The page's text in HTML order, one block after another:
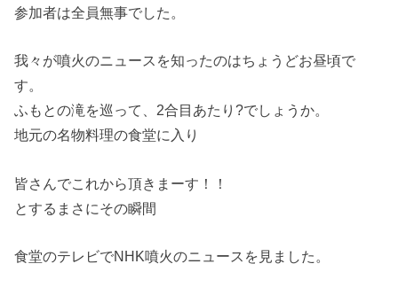
参加者は全員無事でした。
我々が噴火のニュースを知ったのはちょうどお昼頃で
す。
ふもとの滝を巡って、2合目あたり?でしょうか。
地元の名物料理の食堂に入り
皆さんでこれから頂きまーす！！
とするまさにその瞬間
食堂のテレビでNHK噴火のニュースを見ました。